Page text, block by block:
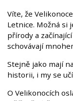
Víte, že
Letnice. Možná si
přírody a
schovávají
Stejně jako mají
historii, i my se
O Velikonocích